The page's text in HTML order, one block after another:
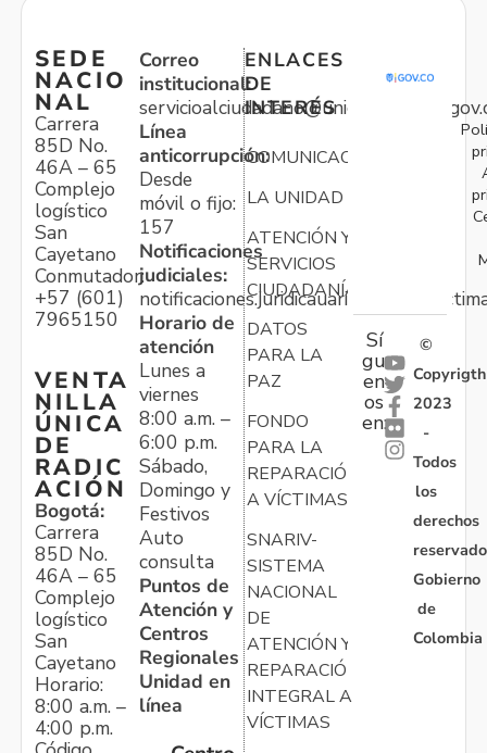
SEDE
NACIO
NAL
Carrera
85D No.
46A – 65
Complejo
logístico
San
Cayetano
Conmutador:
+57 (601)
7965150
VENTA
NILLA
ÚNICA
DE
RADIC
ACIÓN
Bogotá:
Carrera
85D No.
46A – 65
Complejo
logístico
San
Cayetano
Horario:
8:00 a.m. –
4:00 p.m.
Correo
institucional:
Línea
anticorrupción:
Desde
móvil o fijo:
157
Notificaciones
judiciales:
Horario de
atención
Lunes a
viernes
8:00 a.m. –
6:00 p.m.
Sábado,
Domingo y
Festivos
Auto
consulta
Puntos de
Atención y
Centros
Regionales
Unidad en
línea
ENLACES
DE
INTERÉS
COMUNICACIONES
LA UNIDAD
ATENCIÓN Y
SERVICIOS
CIUDADANÍA
DATOS
PARA LA
PAZ
FONDO
PARA LA
REPARACIÓN
A VÍCTIMAS
SNARIV-
SISTEMA
NACIONAL
DE
ATENCIÓN Y
REPARACIÓN
INTEGRAL A
VÍCTIMAS
Sí
gu
en
os
en:
©
Copyrigth
2023
-
Todos
los
derechos
Gobierno
de
Colombia